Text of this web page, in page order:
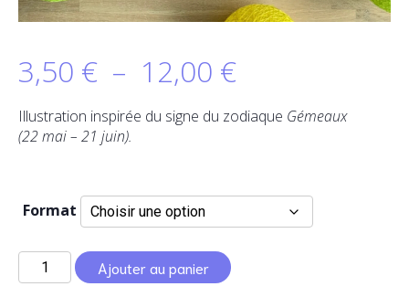
3,50 € – 12,00 €Plage
de
3,50 €
à
Illustration inspirée du signe du zodiaque Gémeaux
(22 mai – 21 juin).
Format
quantité
de
Ajouter au panier